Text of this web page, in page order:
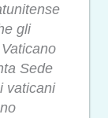
gli
Sede
vaticani